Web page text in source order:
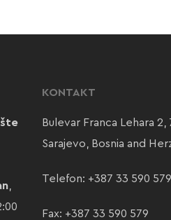
,
KONTAKT
Bulevar Franca Lehara 2,
Sarajevo, Bosnia and
Telefon: +387 33 590 579
Fax: +387 33 590 579